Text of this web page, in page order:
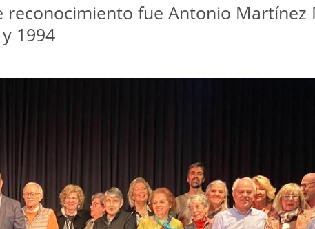
fue Antonio Martínez
1994